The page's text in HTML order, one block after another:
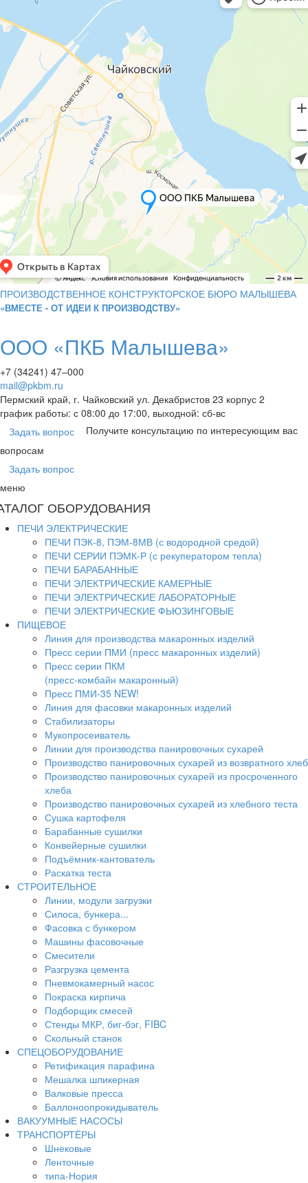
ПРОИЗВОДСТВЕННОЕ КОНСТРУКТОРСКОЕ БЮРО МАЛЫШЕВА
«ВМЕСТЕ - ОТ ИДЕИ К ПРОИЗВОДСТВУ»
ООО «ПКБ Малышева»
+7 (34241) 47–000
mail@pkbm.ru
Пермский край, г. Чайковский ул. Декабристов 23 корпус 2
график работы: с 08:00 до 17:00, выходной: сб-вс
Задать вопрос
Получите консультацию по интересующим вас
вопросам
Задать вопрос
меню
ОБОРУДОВАНИЯ
ПЕЧИ ЭЛЕКТРИЧЕСКИЕ
ПЕЧИ ПЭК-8, ПЭМ-8МВ (с водородной средой)
ПЕЧИ СЕРИИ ПЭМК-Р (с рекуператором тепла)
ПЕЧИ БАРАБАННЫЕ
ПЕЧИ ЭЛЕКТРИЧЕСКИЕ КАМЕРНЫЕ
ПЕЧИ ЭЛЕКТРИЧЕСКИЕ ЛАБОРАТОРНЫЕ
ПЕЧИ ЭЛЕКТРИЧЕСКИЕ ФЬЮЗИНГОВЫЕ
ПИЩЕВОЕ
Линия для производства макаронных изделий
Пресс серии ПМИ (пресс макаронных изделий)
Пресс серии ПКМ
(пресс-комбайн макаронный)
Пресс ПМИ-35 NEW!
Линия для фасовки макаронных изделий
Стабилизаторы
Мукопросеиватель
Линии для производства панировочных сухарей
Производство панировочных сухарей из возвратного
Производство панировочных сухарей из просроченного
хлеба
Производство панировочных сухарей из хлебного теста
Сушка картофеля
Барабанные сушилки
Конвейерные сушилки
Подъёмник-кантователь
Раскатка теста
СТРОИТЕЛЬНОЕ
Линии, модули загрузки
Силоса, бункера...
Фасовка с бункером
Машины фасовочные
Смесители
Разгрузка цемента
Пневмокамерный насос
Покраска кирпича
Подборщик смесей
Стенды МКР, биг-бэг, FIBC
Скольный станок
СПЕЦОБОРУДОВАНИЕ
Ретификация парафина
Мешалка шликерная
Валковые пресса
Баллоноопрокидыватель
ВАКУУМНЫЕ НАСОСЫ
ТРАНСПОРТЁРЫ
Шнековые
Ленточные
типа-Нория